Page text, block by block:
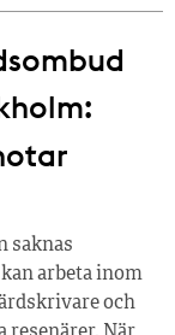
saknas
arbeta inom
och